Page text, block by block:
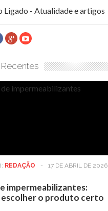
Ligado - Atualidade e artigos
REDAÇÃO - 17 DE ABRIL DE 2026
impermeabilizantes:
escolher o produto certo